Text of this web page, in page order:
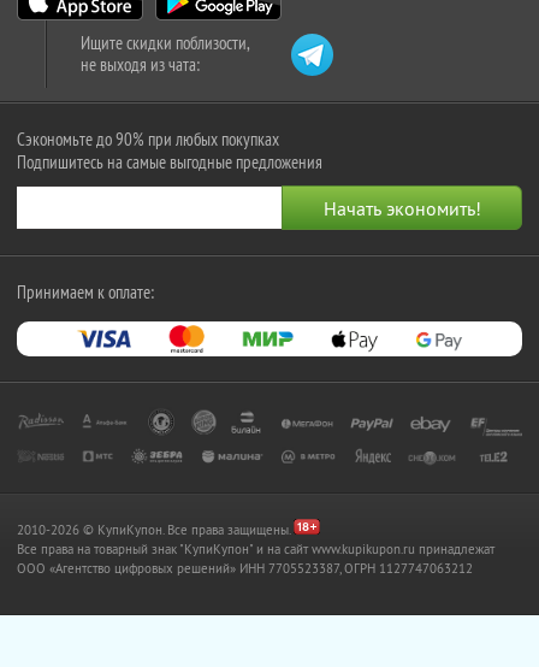
Ищите скидки поблизости,
не выходя из чата:
Сэкономьте до 90% при любых покупках
Подпишитесь на самые выгодные предложения
Принимаем к оплате:
2010-2026 © КупиКупон. Все права защищены.
Все права на товарный знак "КупиКупон" и на сайт www.kupikupon.ru принадлежат
OOO «Агентство цифровых решений» ИНН 7705523387, ОГРН 1127747063212